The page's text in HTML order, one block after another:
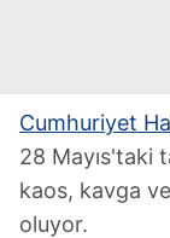
Cumhuriyet
28 Mayıs'taki
kaos, kavga
oluyor.